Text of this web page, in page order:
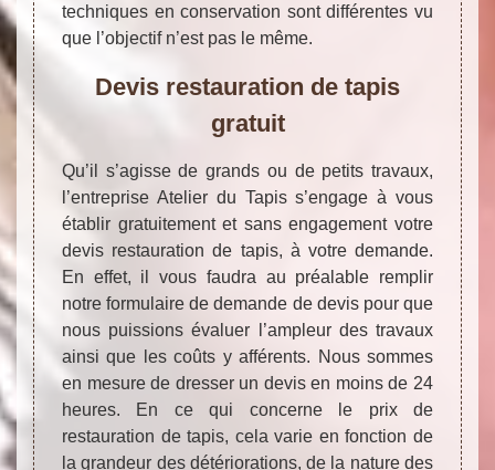
techniques en conservation sont différentes vu
que l’objectif n’est pas le même.
Devis restauration de tapis
gratuit
Qu’il s’agisse de grands ou de petits travaux,
l’entreprise Atelier du Tapis s’engage à vous
établir gratuitement et sans engagement votre
devis restauration de tapis, à votre demande.
En effet, il vous faudra au préalable remplir
notre formulaire de demande de devis pour que
nous puissions évaluer l’ampleur des travaux
ainsi que les coûts y afférents. Nous sommes
en mesure de dresser un devis en moins de 24
heures. En ce qui concerne le prix de
restauration de tapis, cela varie en fonction de
la grandeur des détériorations, de la nature des